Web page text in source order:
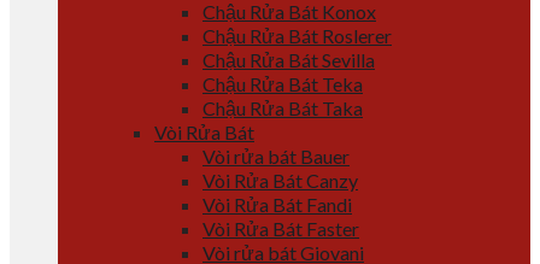
Chậu Rửa Bát Konox
Chậu Rửa Bát Roslerer
Chậu Rửa Bát Sevilla
Chậu Rửa Bát Teka
Chậu Rửa Bát Taka
Vòi Rửa Bát
Vòi rửa bát Bauer
Vòi Rửa Bát Canzy
Vòi Rửa Bát Fandi
Vòi Rửa Bát Faster
Vòi rửa bát Giovani